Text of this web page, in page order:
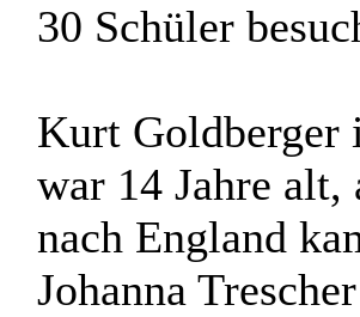
30 Schüler
Kurt Goldberger
war 14 Jahre
nach England
Johanna